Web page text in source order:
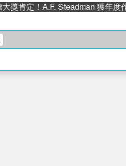
肯定！A.F. Steadman 獲年度作